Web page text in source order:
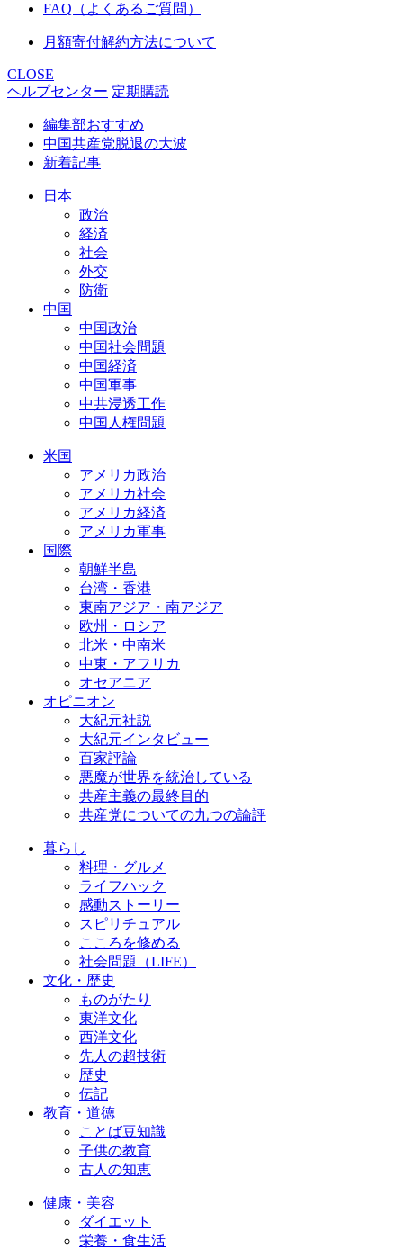
FAQ（よくあるご質問）
月額寄付解約方法について
CLOSE
ヘルプセンター 定期購読
編集部おすすめ
中国共産党脱退の大波
新着記事
日本
政治
経済
社会
外交
防衛
中国
中国政治
中国社会問題
中国経済
中国軍事
中共浸透工作
中国人権問題
米国
アメリカ政治
アメリカ社会
アメリカ経済
アメリカ軍事
国際
朝鮮半島
台湾・香港
東南アジア・南アジア
欧州・ロシア
北米・中南米
中東・アフリカ
オセアニア
オピニオン
大紀元社説
大紀元インタビュー
百家評論
悪魔が世界を統治している
共産主義の最終目的
共産党についての九つの論評
暮らし
料理・グルメ
ライフハック
感動ストーリー
スピリチュアル
こころを修める
社会問題（LIFE）
文化・歴史
ものがたり
東洋文化
西洋文化
先人の超技術
歴史
伝記
教育・道徳
ことば豆知識
子供の教育
古人の知恵
健康・美容
ダイエット
栄養・食生活